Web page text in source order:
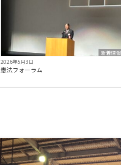
新着情報
2026年5月3日
憲法フォーラム